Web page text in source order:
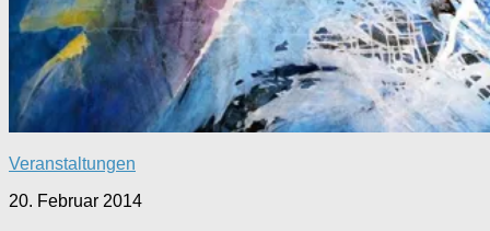
Veranstaltungen
20. Februar 2014